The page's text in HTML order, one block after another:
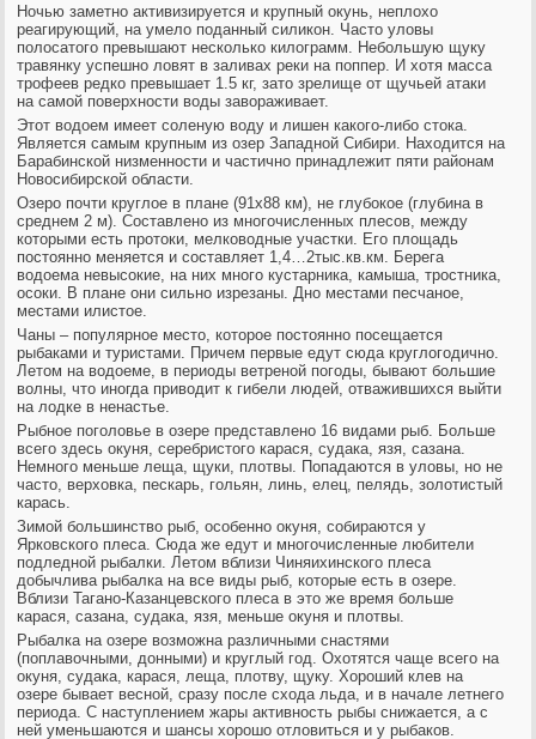
Ночью заметно активизируется и крупный окунь, неплохо
реагирующий, на умело поданный силикон. Часто уловы
полосатого превышают несколько килограмм. Небольшую щуку
травянку успешно ловят в заливах реки на поппер. И хотя масса
трофеев редко превышает 1.5 кг, зато зрелище от щучьей атаки
на самой поверхности воды завораживает.
Этот водоем имеет соленую воду и лишен какого-либо стока.
Является самым крупным из озер Западной Сибири. Находится на
Барабинской низменности и частично принадлежит пяти районам
Новосибирской области.
Озеро почти круглое в плане (91х88 км), не глубокое (глубина в
среднем 2 м). Составлено из многочисленных плесов, между
которыми есть протоки, мелководные участки. Его площадь
постоянно меняется и составляет 1,4…2тыс.кв.км. Берега
водоема невысокие, на них много кустарника, камыша, тростника,
осоки. В плане они сильно изрезаны. Дно местами песчаное,
местами илистое.
Чаны – популярное место, которое постоянно посещается
рыбаками и туристами. Причем первые едут сюда круглогодично.
Летом на водоеме, в периоды ветреной погоды, бывают большие
волны, что иногда приводит к гибели людей, отважившихся выйти
на лодке в ненастье.
Рыбное поголовье в озере представлено 16 видами рыб. Больше
всего здесь окуня, серебристого карася, судака, язя, сазана.
Немного меньше леща, щуки, плотвы. Попадаются в уловы, но не
часто, верховка, пескарь, гольян, линь, елец, пелядь, золотистый
карась.
Зимой большинство рыб, особенно окуня, собираются у
Ярковского плеса. Сюда же едут и многочисленные любители
подледной рыбалки. Летом вблизи Чиняихинского плеса
добычлива рыбалка на все виды рыб, которые есть в озере.
Вблизи Тагано-Казанцевского плеса в это же время больше
карася, сазана, судака, язя, меньше окуня и плотвы.
Рыбалка на озере возможна различными снастями
(поплавочными, донными) и круглый год. Охотятся чаще всего на
окуня, судака, карася, леща, плотву, щуку. Хороший клев на
озере бывает весной, сразу после схода льда, и в начале летнего
периода. С наступлением жары активность рыбы снижается, а с
ней уменьшаются и шансы хорошо отловиться и у рыбаков.